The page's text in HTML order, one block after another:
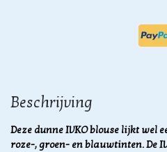
Beschrijving
Deze dunne IVKO blouse lijkt wel
roze-, groen- en blauwtinten. De